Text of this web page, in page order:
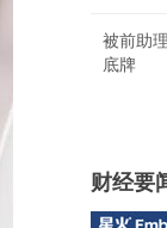
被前助
底牌
财经要